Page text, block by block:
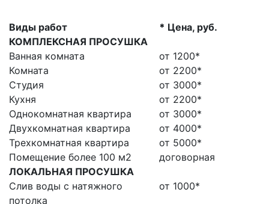
Виды работ * Цена, руб.
КОМПЛЕКСНАЯ ПРОСУШКА
Ванная комната
от 1200*
Комната
от 2200*
Студия
от 3000*
Кухня
от 2200*
Однокомнатная квартира
от 3000*
Двухкомнатная квартира
от 4000*
Трехкомнатная квартира
от 5000*
Помещение более 100 м2
договорная
ЛОКАЛЬНАЯ ПРОСУШКА
Слив воды с натяжного
потолка
от 1000*